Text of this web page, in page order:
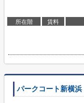
所在階 賃料
パークコート新横浜